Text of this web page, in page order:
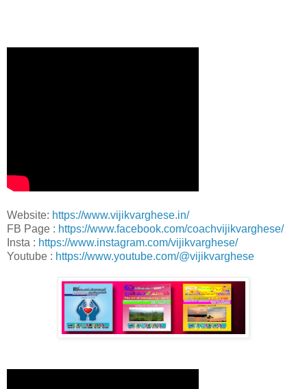
Website: https://www.vijikvarghese.in/
FB Page : https://www.facebook.com/coachvijikvarghese/
Insta : https://www.instagram.com/vijikvarghese/
Youtube : https://www.youtube.com/@vijikvarghese